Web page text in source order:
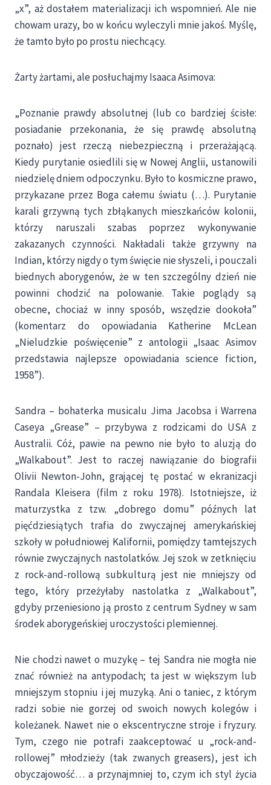
„x”, aż dostałem materializacji ich wspomnień. Ale nie
chowam urazy, bo w końcu wyleczyli mnie jakoś. Myślę,
że tamto było po prostu niechcący.
Żarty żartami, ale posłuchajmy Isaaca Asimova:
„Poznanie prawdy absolutnej (lub co bardziej ścisłe:
posiadanie przekonania, że się prawdę absolutną
poznało) jest rzeczą niebezpieczną i przerażającą.
Kiedy purytanie osiedlili się w Nowej Anglii, ustanowili
niedzielę dniem odpoczynku. Było to kosmiczne prawo,
przykazane przez Boga całemu światu (…). Purytanie
karali grzywną tych zbłąkanych mieszkańców kolonii,
którzy naruszali szabas poprzez wykonywanie
zakazanych czynności. Nakładali także grzywny na
Indian, którzy nigdy o tym święcie nie słyszeli, i pouczali
biednych aborygenów, że w ten szczególny dzień nie
powinni chodzić na polowanie. Takie poglądy są
obecne, chociaż w inny sposób, wszędzie dookoła”
(komentarz do opowiadania Katherine McLean
„Nieludzkie poświęcenie” z antologii „Isaac Asimov
przedstawia najlepsze opowiadania science fiction,
1958”).
Sandra – bohaterka musicalu Jima Jacobsa i Warrena
Caseya „Grease” – przybywa z rodzicami do USA z
Australii. Cóż, pawie na pewno nie było to aluzją do
„Walkabout”. Jest to raczej nawiązanie do biografii
Olivii Newton-John, grającej tę postać w ekranizacji
Randala Kleisera (film z roku 1978). Istotniejsze, iż
maturzystka z tzw. „dobrego domu” późnych lat
pięćdziesiątych trafia do zwyczajnej amerykańskiej
szkoły w południowej Kalifornii, pomiędzy tamtejszych
równie zwyczajnych nastolatków. Jej szok w zetknięciu
z rock-and-rollową subkulturą jest nie mniejszy od
tego, który przeżyłaby nastolatka z „Walkabout”,
gdyby przeniesiono ją prosto z centrum Sydney w sam
środek aborygeńskiej uroczystości plemiennej.
Nie chodzi nawet o muzykę – tej Sandra nie mogła nie
znać również na antypodach; ta jest w większym lub
mniejszym stopniu i jej muzyką. Ani o taniec, z którym
radzi sobie nie gorzej od swoich nowych kolegów i
koleżanek. Nawet nie o ekscentryczne stroje i fryzury.
Tym, czego nie potrafi zaakceptować u „rock-and-
rollowej” młodzieży (tak zwanych greasers), jest ich
obyczajowość… a przynajmniej to, czym ich styl życia